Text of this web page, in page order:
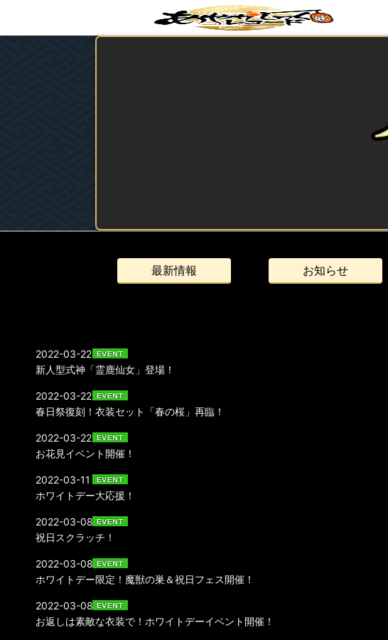
最新情報 お知らせ
新人型式神「霊鹿仙女」登場！
2022-03-22
春日祭復刻！衣装セット「春の桜」再臨！
2022-03-22
お花見イベント開催！
2022-03-22
ホワイトデー大応援！
2022-03-11
祝日スクラッチ！
2022-03-08
ホワイトデー限定！魔獣の巣＆祝日フェス開催！
2022-03-08
お返しは素敵な衣装で！ホワイトデーイベント開催！
2022-03-08